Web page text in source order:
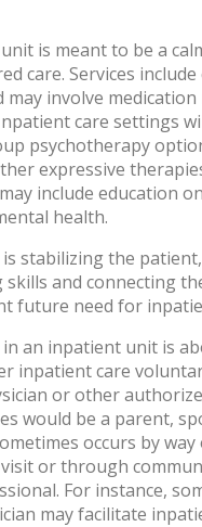
is meant to be a
care. Services
may involve
care settings
psychotherapy
expressive
include education
health.
stabilizing the
skills and connecting
future need for
in an inpatient unit is
inpatient care
or other
would be a parent,
occurs by way
or through
For instance,
may facilitate